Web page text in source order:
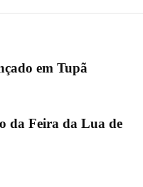
em Tupã
da Feira da Lua de